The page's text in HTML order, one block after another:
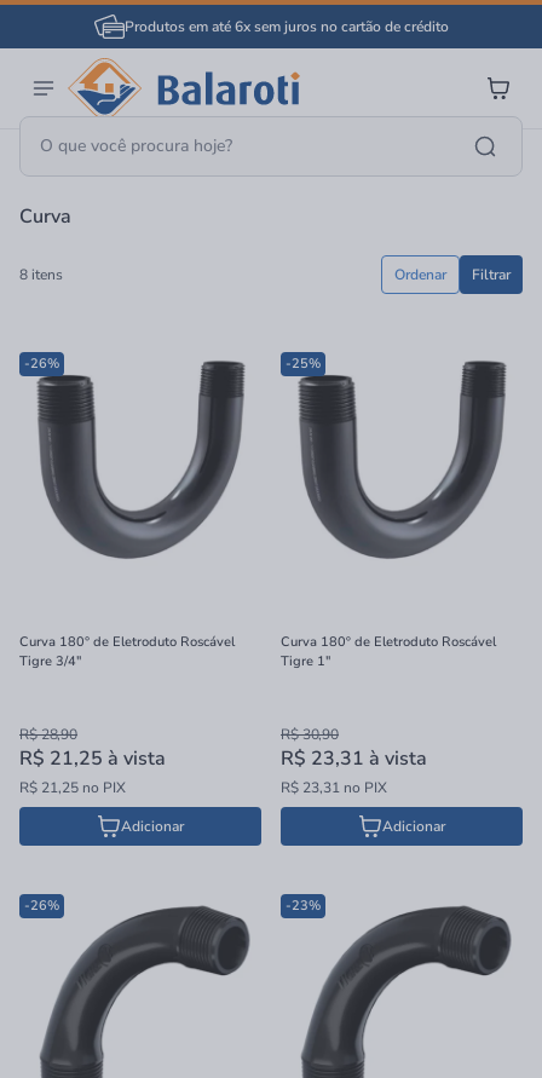
Produtos em até 6x sem juros no cartão de crédito
Página Inicial Material Elétrico
Curva
8 itens Filtrar
Ordenar
-26%
Curva 180° de Eletroduto Roscável
Tigre 3/4"
R$ 28,90
R$ 21,25 à vista
R$ 21,25 no PIX
Adicionar
-25%
Curva 180º de Eletroduto Roscável
Tigre 1"
R$ 30,90
R$ 23,31 à vista
R$ 23,31 no PIX
Adicionar
-26% -23%